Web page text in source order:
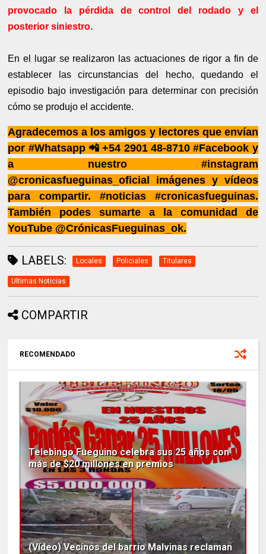
provocado la pérdida de control del rodado y el
posterior siniestro.
En el lugar se realizaron las actuaciones de rigor a fin de
establecer las circunstancias del hecho, quedando el
episodio bajo investigación para determinar con precisión
cómo se produjo el accidente.
Agradecemos a los amigos y lectores que envían
por #Whatsapp 📲 +54 2901 48-8710 #Facebook y
a nuestro #instagram
@cronicasfueguinas_oficial imágenes y vídeos
para compartir. #noticias #cronicasfueguinas.
También podes sumarte a la comunidad de
YouTube @CrónicasFueguinas_ok.
LABELS: Locales Policiales Titulares
Ultimas Noticias
COMPARTIR
RECOMENDADO
Telebingo Fueguino celebra sus 25 años con
más de $20 millones en premios
(Vídeo) Vecinos del barrio Malvinas reclaman